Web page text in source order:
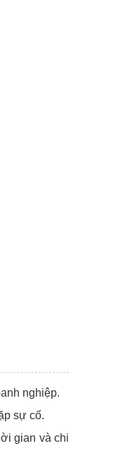
nghiệp.
sự cố.
gian và chi